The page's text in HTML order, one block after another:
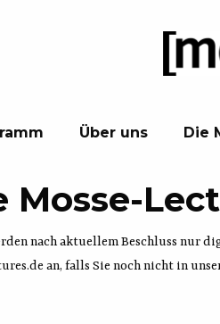
Über uns Die
Mosse-
nach aktuellem Beschluss nur
an, falls Sie noch nicht in